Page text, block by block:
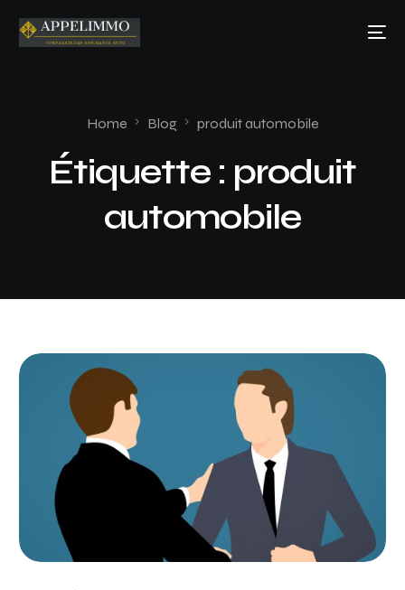
Home Blog produit automobile
Étiquette : produit
automobile